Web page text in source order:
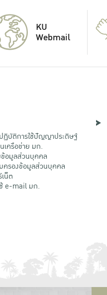
KU
Webmail
ฏิบัติการใช้ปัญญาประดิษฐ์
เครือข่าย มก.
อมูลส่วนบุคคล
ครองข้อมูลส่วนบุคคล
น็ต
e-mail มก.